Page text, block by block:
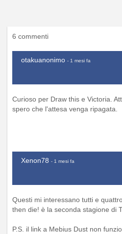
6 commenti
otakuanonimo - 1 mesi fa
Curioso per Draw this e Victoria.
spero che l'attesa venga ripagata.
Xenon78 - 1 mesi fa
Questi mi interessano tutti e
then die! è la seconda stagione di
P.S. il link a Mebius Dust non